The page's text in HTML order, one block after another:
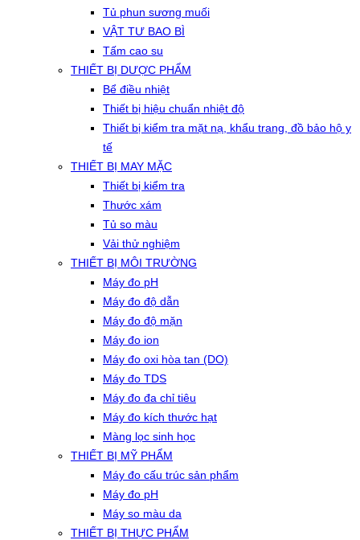
Tủ phun sương muối
VẬT TƯ BAO BÌ
Tấm cao su
THIẾT BỊ DƯỢC PHẨM
Bể điều nhiệt
Thiết bị hiệu chuẩn nhiệt độ
Thiết bị kiểm tra mặt nạ, khẩu trang, đồ bảo hộ y
tế
THIẾT BỊ MAY MẶC
Thiết bị kiểm tra
Thước xám
Tủ so màu
Vải thử nghiệm
THIẾT BỊ MÔI TRƯỜNG
Máy đo pH
Máy đo độ dẫn
Máy đo độ mặn
Máy đo ion
Máy đo oxi hòa tan (DO)
Máy đo TDS
Máy đo đa chỉ tiêu
Máy đo kích thước hạt
Màng lọc sinh học
THIẾT BỊ MỸ PHẨM
Máy đo cấu trúc sản phẩm
Máy đo pH
Máy so màu da
THIẾT BỊ THỰC PHẨM